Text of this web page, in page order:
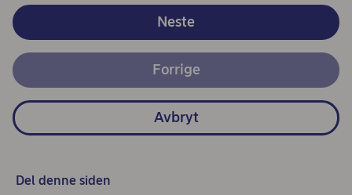
Neste
Forrige
Avbryt
Del denne siden